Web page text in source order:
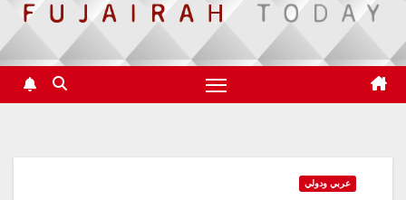
عربي ودولي